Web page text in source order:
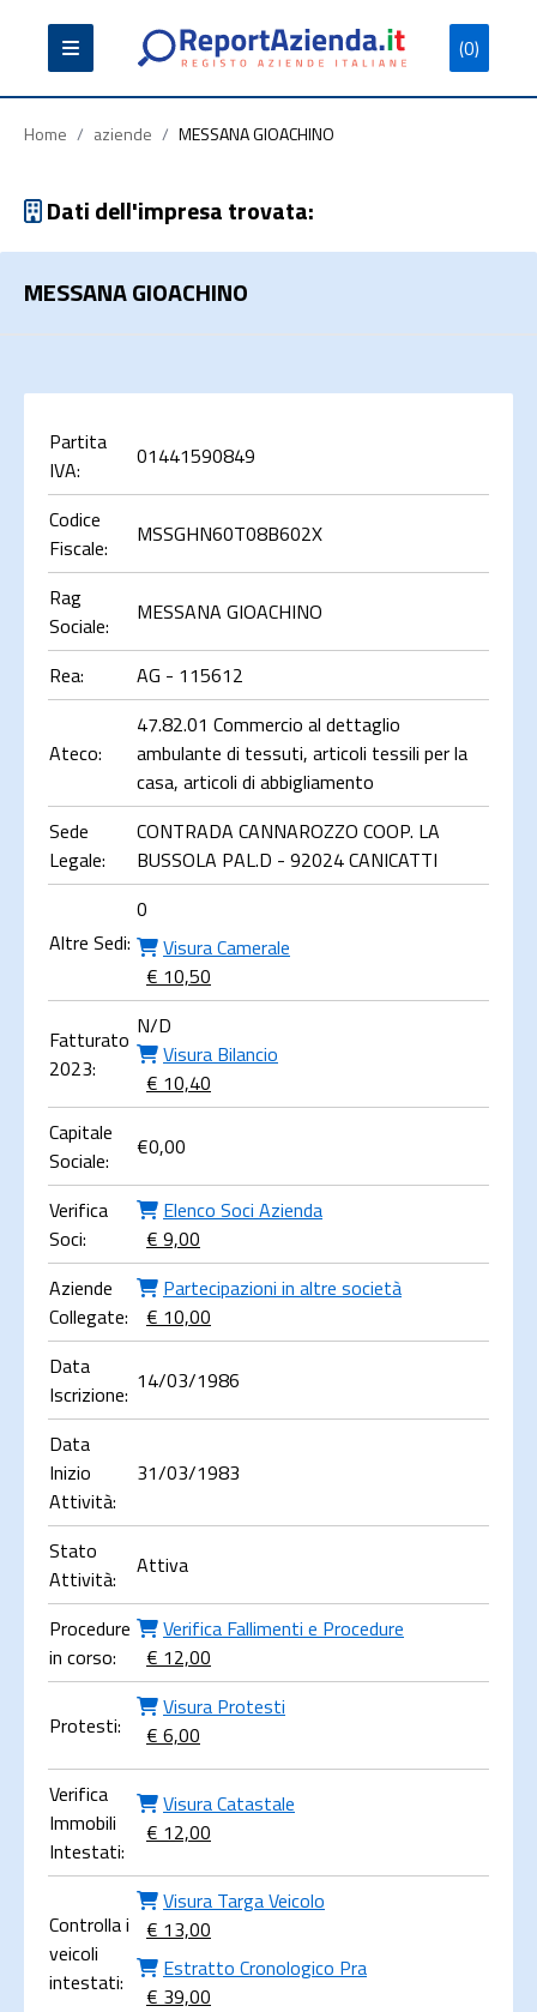
(0)
Partita
Iva
Codice
Fiscale
Ragione
Sociale
Cerca
Home / aziende / MESSANA GIOACHINO
Dati dell'impresa trovata:
MESSANA GIOACHINO
Partita
IVA:
01441590849
Codice
Fiscale:
MSSGHN60T08B602X
Rag
Sociale:
MESSANA GIOACHINO
Rea: AG - 115612
Ateco:
47.82.01 Commercio al dettaglio
ambulante di tessuti, articoli tessili per la
casa, articoli di abbigliamento
Sede
Legale:
CONTRADA CANNAROZZO COOP. LA
BUSSOLA PAL.D - 92024 CANICATTI
Altre Sedi:
0
Visura Camerale
€ 10,50
Fatturato
2023:
N/D
Visura Bilancio
€ 10,40
Capitale
Sociale:
€0,00
Verifica
Soci:
Elenco Soci Azienda
€ 9,00
Aziende
Collegate:
Partecipazioni in altre società
€ 10,00
Data
Iscrizione: 14/03/1986
Data
Inizio
Attività:
31/03/1983
Stato
Attività:
Attiva
Procedure
in corso:
Verifica Fallimenti e Procedure
€ 12,00
Protesti:
Visura Protesti
€ 6,00
Verifica
Immobili
Intestati:
Visura Catastale
€ 12,00
Controlla i
veicoli
intestati:
Visura Targa Veicolo
€ 13,00
Estratto Cronologico Pra
€ 39,00